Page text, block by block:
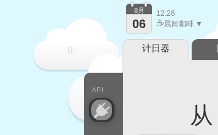
从
让
API
8月
06
12:26
☕晨间咖啡 ▼
计日器